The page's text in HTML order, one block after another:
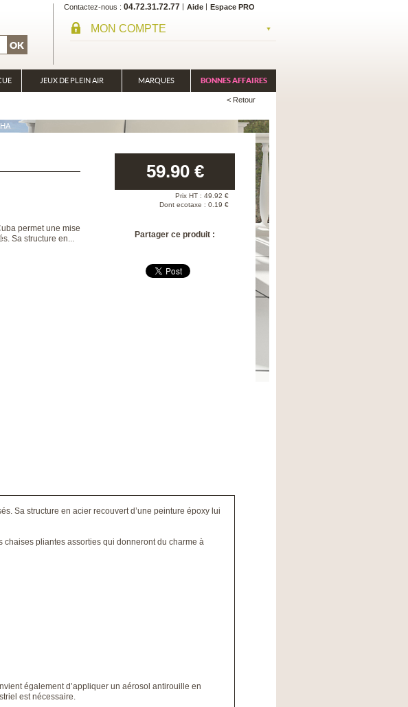
Contactez-nous 04.72.31.72.77 Aide Espace PRO
MON COMPTE
JEUX DE PLEIN AIR MARQUES BONNES AFFAIRES
< Retour
permet une mise
Sa structure en...
59.90 €
Prix HT : 49.92 €
Dont ecotaxe : 0.19 €
Partager ce produit :
Sa structure en acier recouvert d’une peinture époxy lui
pliantes assorties qui donneront du charme à
également d’appliquer un aérosol antirouille en
est nécessaire.